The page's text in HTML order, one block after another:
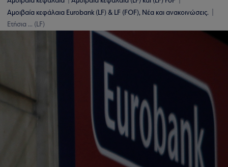
Αμοιβαία κεφάλαια Eurobank (LF) & LF (FOF), Νέα και ανακοινώσεις.
Ετήσια ... (LF)